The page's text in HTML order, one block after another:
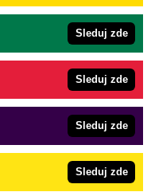
Sleduj zde
Sleduj zde
Sleduj zde
Sleduj zde